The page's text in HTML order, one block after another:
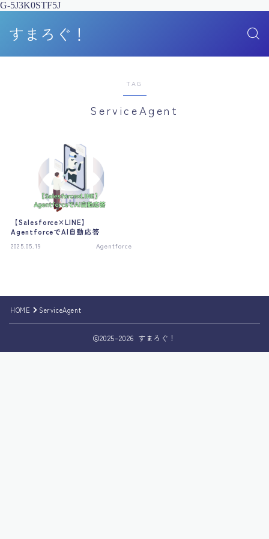
G-5J3K0STF5J
すまろぐ！
TAG
ServiceAgent
【Salesforce×LINE】
AgentforceでAI自動応答
2025.05.19 Agentforce
HOME ServiceAgent
2025–2026 すまろぐ！